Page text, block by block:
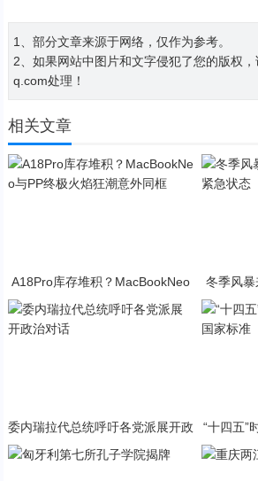
1、部分文章来源于网络，仅作为参考。
2、如果网站中图片和文字侵犯了您的版权
q.com处理！
相关文章
A18Pro库存堆积？MacBookNeo
冬季风
委内瑞拉代总统呼吁各党派展开政
治对话
“十四五”